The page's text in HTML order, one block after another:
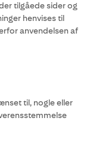
tilgåede sider og
henvises til
anvendelsen af
til, nogle eller